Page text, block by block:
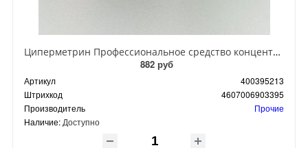
Циперметрин Профессиональное средство концентрат эмульсии 25% для уничтожения тараканов, мух,комаров, блох, клопов, муравьев, ос 50 мл
882 руб
Артикул
400395213
Штрихкод
4607006903395
Производитель
Прочие
Наличие: Доступно